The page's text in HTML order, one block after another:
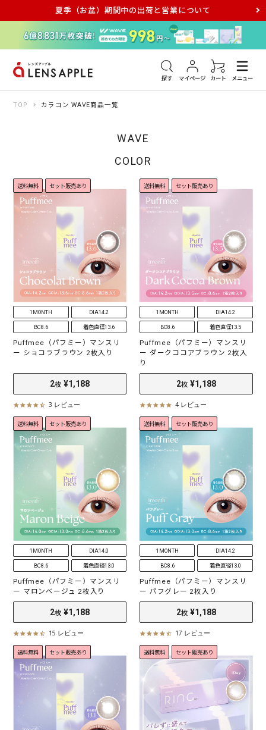
夏季（お盆）期間中の出荷と営業について
探す マイページ カート メニュー
アキュビュー メダリスト メガネ
TOP カラコン WAVE商品一覧
WAVE
COLOR
送料無料 セット販売あり
1MONTH DIA14.2
BC8.6 着色直径13.6
Puffmee（パフミー）マンスリ
ー ショコラブラウン 2枚入り
2枚¥1,188
4
.
s
n
g
3 レビュー
送料無料 セット販売あり
1MONTH DIA14.2
BC8.6 着色直径13.5
Puffmee（パフミー）マンスリ
ー ダークココアブラウン 2枚入
り
2枚¥1,188
4
.
s
n
g
4 レビュー
送料無料 セット販売あり
1MONTH DIA14.0
BC8.6 着色直径13.0
Puffmee（パフミー）マンスリ
ー マロンベージュ 2枚入り
2枚¥1,188
.
s
15 レビュー
送料無料 セット販売あり
1MONTH DIA14.2
BC8.6 着色直径13.0
Puffmee（パフミー）マンスリ
ー パフグレー 2枚入り
2枚¥1,188
.
s
a
r
r
a
t
17 レビュー
送料無料 セット販売あり 送料無料 セット販売あり